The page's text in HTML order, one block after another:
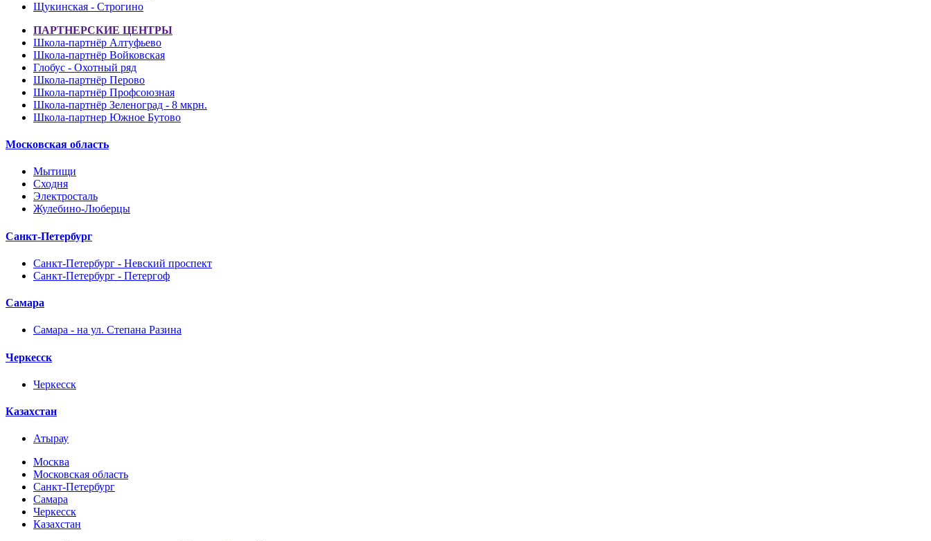
Щукинская - Строгино
ПАРТНЕРСКИЕ ЦЕНТРЫ
Школа-партнёр Алтуфьево
Школа-партнёр Войковская
Глобус - Охотный ряд
Школа-партнёр Перово
Школа-партнёр Профсоюзная
Школа-партнёр Зеленоград - 8 мкрн.
Школа-партнер Южное Бутово
Московская область
Мытищи
Сходня
Электросталь
Жулебино-Люберцы
Санкт-Петербург
Санкт-Петербург - Невский проспект
Санкт-Петербург - Петергоф
Самара
Самара - на ул. Степана Разина
Черкесск
Черкесск
Казахстан
Атырау
Москва
Московская область
Санкт-Петербург
Самара
Черкесск
Казахстан